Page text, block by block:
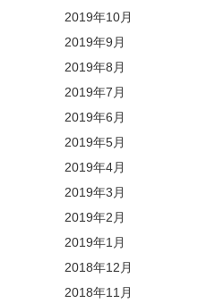
2019年10月
2019年9月
2019年8月
2019年7月
2019年6月
2019年5月
2019年4月
2019年3月
2019年2月
2019年1月
2018年12月
2018年11月